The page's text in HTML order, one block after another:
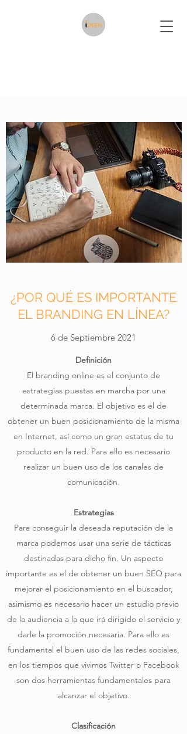
¿POR QUÉ ES IMPORTANTE
EL BRANDING EN LÍNEA?
6 de Septiembre 2021
Definición
El branding online es el conjunto de
estrategias puestas en marcha por una
determinada marca. El objetivo es el de
obtener un buen posicionamiento de la misma
en Internet, así como un gran estatus de tu
producto en la red. Para ello es necesario
realizar un buen uso de los canales de
comunicación.
Estrategias
Para conseguir la deseada reputación de la
marca podemos usar una serie de tácticas
destinadas para dicho fin. Un aspecto
importante es el de obtener un buen SEO para
mejorar el posicionamiento en el buscador,
asimismo es necesario hacer un estudio previo
de la audiencia a la que irá dirigido el servicio y
darle la promoción necesaria. Para ello es
fundamental el buen uso de las redes sociales,
en los tiempos que vivimos Twitter o Facebook
son dos herramientas fundamentales para
alcanzar el objetivo.
Clasificación